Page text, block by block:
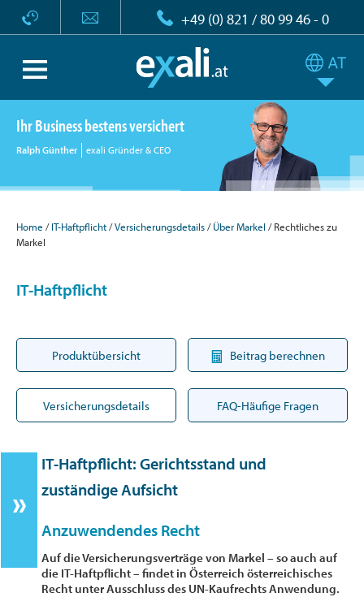
+49 (0) 821 / 80 99 46 - 0
Ihr Business bestens versichert
Ralph Günther exali Gründer & CEO
Home IT-Haftpflicht Versicherungsdetails Über Markel
Rechtliches zu
Markel
IT-Haftpflicht
Produktübersicht Beitrag berechnen
Versicherungsdetails FAQ-Häufige Fragen
IT-Haftpflicht: Gerichtsstand und
zuständige Aufsicht
Anzuwendendes Recht
Auf die Versicherungsverträge von Markel – so auch auf
die IT-Haftpflicht – findet in Österreich österreichisches
Recht unter Ausschluss des UN-Kaufrechts Anwendung.